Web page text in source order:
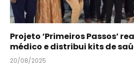
Projeto ‘Primeiros Passos’
médico e distribui kits de
20/08/2025